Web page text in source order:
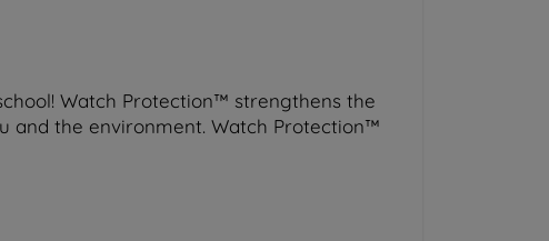
Watch Protection™ strengthens the
and the environment. Watch Protection™